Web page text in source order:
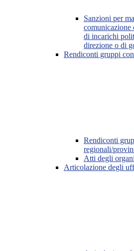
Sanzioni per
comunicazione
di incarichi
direzione o di
Rendiconti gruppi
Rendiconti
regionali/
Atti degli
Articolazione degli